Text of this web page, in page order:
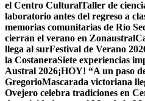
el Centro CulturalTaller de
laboratorio antes del regreso a
memorias comunitarias de Río
cierran el verano en Zonaustral
llega al surFestival de Verano
la CostaneraSiete experiencias
Austral 2026¡HOY! “A un paso
GregorioMascarada victoriana
Ovejero celebra tradiciones en